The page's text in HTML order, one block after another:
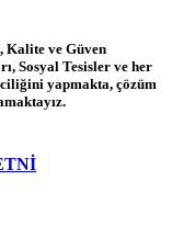
Kalite ve Güven
Sosyal Tesisler ve her
yapmakta, çözüm